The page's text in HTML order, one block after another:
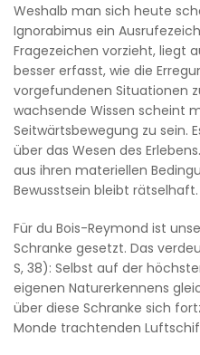
Weshalb man sich heute
Ignorabimus ein
Fragezeichen vorzieht, liegt
besser erfasst, wie die
vorgefundenen Situationen
wachsende Wissen scheint
Seitwärtsbewegung zu sein.
über das Wesen des
aus ihren materiellen
Bewusstsein bleibt rätselhaft.
Für du Bois-Reymond ist
Schranke gesetzt. Das
S, 38): Selbst auf der
eigenen Naturerkennens
über diese Schranke sich
Monde trachtenden